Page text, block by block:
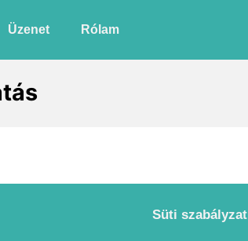
Üzenet Rólam
Süti szabályzat